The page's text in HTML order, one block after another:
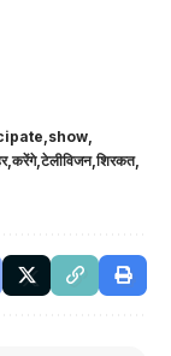
show
करेंगे टेलीविजन शिरकत